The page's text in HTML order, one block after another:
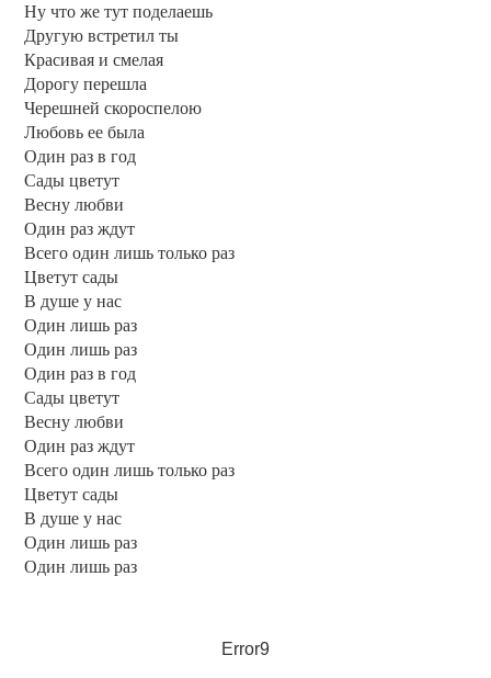
Ну что же тут поделаешь
Другую встретил ты
Красивая и смелая
Дорогу перешла
Черешней скороспелою
Любовь ее была
Один раз в год
Сады цветут
Весну любви
Один раз ждут
Всего один лишь только раз
Цветут сады
В душе у нас
Один лишь раз
Один лишь раз
Один раз в год
Сады цветут
Весну любви
Один раз ждут
Всего один лишь только раз
Цветут сады
В душе у нас
Один лишь раз
Один лишь раз
Error9